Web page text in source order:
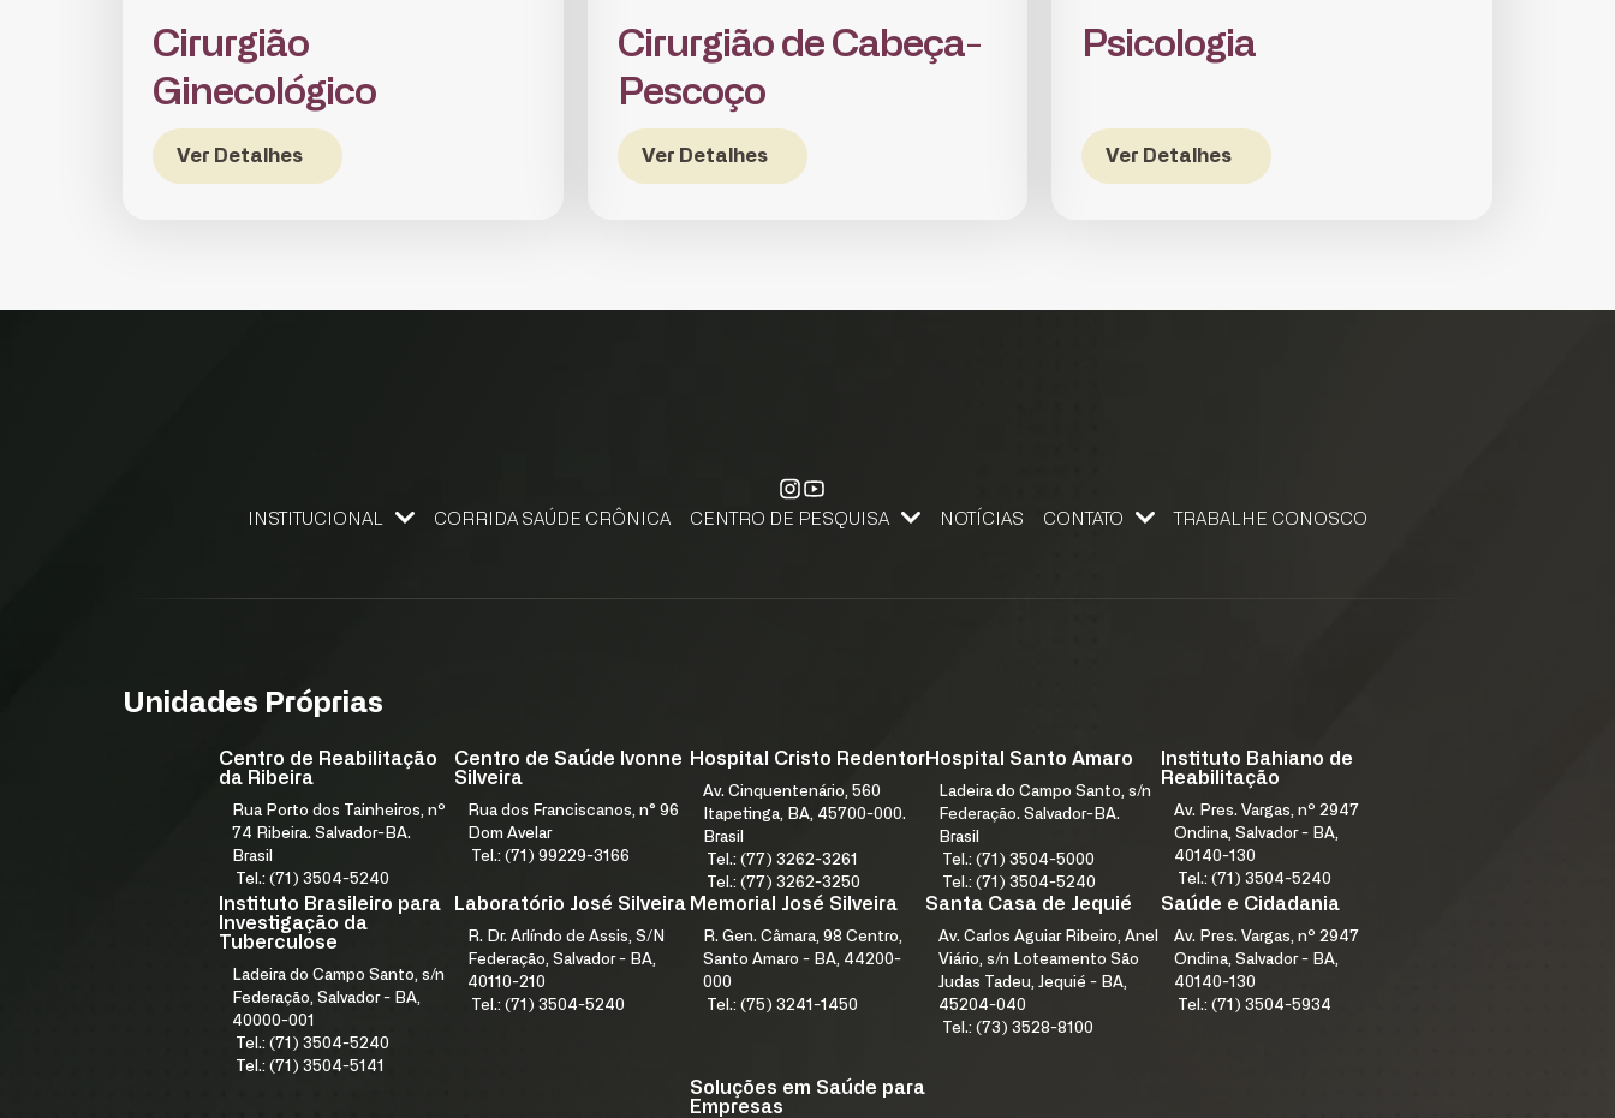
Cirurgião
Ginecológico
Ver Detalhes
Cirurgião de Cabeça-
Pescoço
Ver Detalhes
Psicologia
Ver Detalhes
INSTITUCIONAL CORRIDA SAÚDE CRÔNICA CENTRO DE PESQUISA NOTÍCIAS CONTATO TRABALHE CONOSCO
Unidades Próprias
Centro de Reabilitação
da Ribeira
Rua Porto dos Tainheiros, nº
74 Ribeira. Salvador-BA.
Brasil
Tel.: (71) 3504-5240
Centro de Saúde Ivonne
Silveira
Rua dos Franciscanos, n° 96
Dom Avelar
Tel.: (71) 99229-3166
Hospital Cristo Redentor
Av. Cinquentenário, 560
Itapetinga, BA, 45700-000.
Brasil
Tel.: (77) 3262-3261
Tel.: (77) 3262-3250
Hospital Santo Amaro
Ladeira do Campo Santo, s/n
Federação. Salvador-BA.
Brasil
Tel.: (71) 3504-5000
Tel.: (71) 3504-5240
Instituto Bahiano de
Reabilitação
Av. Pres. Vargas, nº 2947
Ondina, Salvador - BA,
40140-130
Tel.: (71) 3504-5240
Instituto Brasileiro para
Investigação da
Tuberculose
Ladeira do Campo Santo, s/n
Federação, Salvador - BA,
40000-001
Tel.: (71) 3504-5240
Tel.: (71) 3504-5141
Laboratório José Silveira
R. Dr. Arlíndo de Assis, S/N
Federação, Salvador - BA,
40110-210
Tel.: (71) 3504-5240
Memorial José Silveira
R. Gen. Câmara, 98 Centro,
Santo Amaro - BA, 44200-
000
Tel.: (75) 3241-1450
Santa Casa de Jequié
Av. Carlos Aguiar Ribeiro, Anel
Viário, s/n Loteamento São
Judas Tadeu, Jequié - BA,
45204-040
Tel.: (73) 3528-8100
Saúde e Cidadania
Av. Pres. Vargas, nº 2947
Ondina, Salvador - BA,
40140-130
Tel.: (71) 3504-5934
Soluções em Saúde para
Empresas